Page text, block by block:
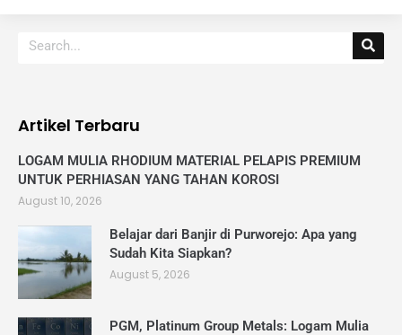
Artikel Terbaru
LOGAM MULIA RHODIUM MATERIAL PELAPIS PREMIUM
UNTUK PERHIASAN YANG TAHAN KOROSI
August 10, 2026
Belajar dari Banjir di Purworejo: Apa yang
Sudah Kita Siapkan?
August 5, 2026
PGM, Platinum Group Metals: Logam Mulia